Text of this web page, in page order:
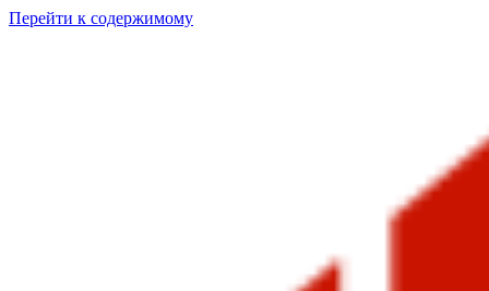
Перейти к содержимому